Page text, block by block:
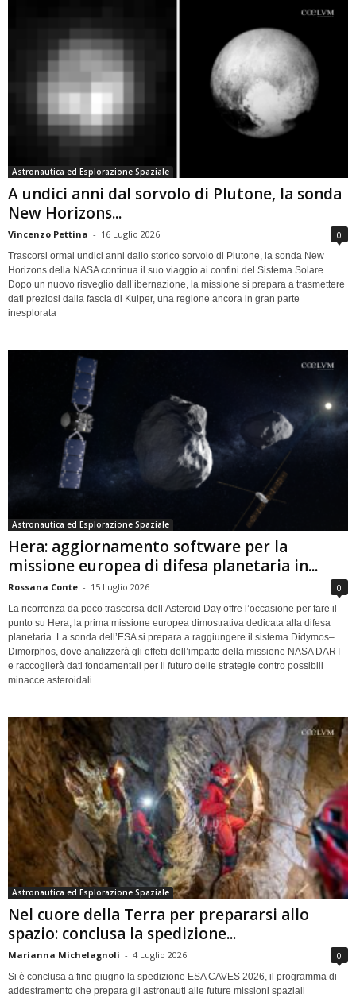
Astronautica ed Esplorazione Spaziale
A undici anni dal sorvolo di Plutone, la sonda
New Horizons...
Vincenzo Pettina - 16 Luglio 2026 0
Trascorsi ormai undici anni dallo storico sorvolo di Plutone, la sonda New
Horizons della NASA continua il suo viaggio ai confini del Sistema Solare.
Dopo un nuovo risveglio dall’ibernazione, la missione si prepara a trasmettere
dati preziosi dalla fascia di Kuiper, una regione ancora in gran parte
inesplorata
Astronautica ed Esplorazione Spaziale
Hera: aggiornamento software per la
missione europea di difesa planetaria in...
Rossana Conte - 15 Luglio 2026 0
La ricorrenza da poco trascorsa dell’Asteroid Day offre l’occasione per fare il
punto su Hera, la prima missione europea dimostrativa dedicata alla difesa
planetaria. La sonda dell’ESA si prepara a raggiungere il sistema Didymos–
Dimorphos, dove analizzerà gli effetti dell’impatto della missione NASA DART
e raccoglierà dati fondamentali per il futuro delle strategie contro possibili
minacce asteroidali
Astronautica ed Esplorazione Spaziale
Nel cuore della Terra per prepararsi allo
spazio: conclusa la spedizione...
Marianna Michelagnoli - 4 Luglio 2026 0
Si è conclusa a fine giugno la spedizione ESA CAVES 2026, il programma di
addestramento che prepara gli astronauti alle future missioni spaziali